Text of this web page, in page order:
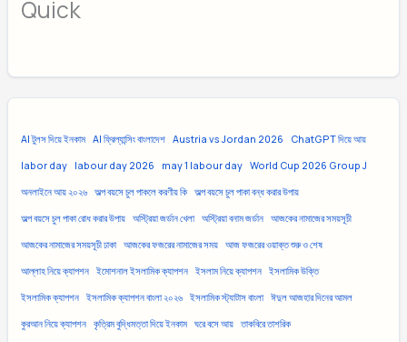
Quick
AI টুলস দিয়ে ইনকাম AI ফ্রিল্যান্সিং বাংলাদেশ Austria vs Jordan 2026 ChatGPT দিয়ে আয়
labor day labour day 2026 may 1 labour day World Cup 2026 Group J
অনলাইনে আয় ২০২৬ অল্প বয়সে চুল পাকলে করণীয় কি অল্প বয়সে চুল পাকা বন্ধ করার উপায়
অল্প বয়সে চুল পাকা রোধ করার উপায় অস্ট্রিয়া জর্ডান খেলা অস্ট্রিয়া বনাম জর্ডান আজকের নামাজের সময়সূচী
আজকের নামাজের সময়সূচী ঢাকা আজকের ফজরের নামাজের সময় আজ ফজরের ওয়াক্ত শুরু ও শেষ
আল্লাহ নিয়ে ক্যাপশন ইমোশনাল ইসলামিক ক্যাপশন ইসলাম নিয়ে ক্যাপশন ইসলামিক উক্তি
ইসলামিক ক্যাপশন ইসলামিক ক্যাপশন বাংলা ২০২৬ ইসলামিক স্ট্যাটাস বাংলা ঈদুল আজহার দিনের আমল
কুরআন নিয়ে ক্যাপশন কৃত্রিম বুদ্ধিমত্তা দিয়ে ইনকাম ঘরে বসে আয় তাকবিরে তাশরিক